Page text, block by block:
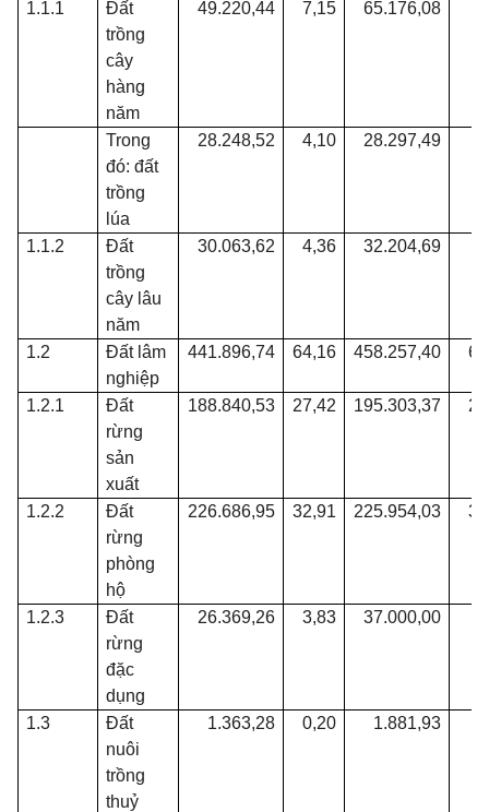
1.1.1
Đất
trồng
cây
hàng
năm
49.220,44 7,15 65.176,08
Trong
đó: đất
trồng
lúa
28.248,52 4,10 28.297,49
1.1.2
Đất
trồng
cây lâu
năm
30.063,62 4,36 32.204,69
1.2
Đất lâm
nghiệp
441.896,74 64,16 458.257,40
1.2.1
Đất
rừng
sản
xuất
188.840,53 27,42 195.303,37
1.2.2
Đất
rừng
phòng
hộ
226.686,95 32,91 225.954,03
1.2.3
Đất
rừng
đặc
dụng
26.369,26 3,83 37.000,00
1.3
Đất
nuôi
trồng
thuỷ
1.363,28 0,20 1.881,93